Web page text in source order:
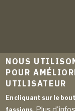
NOUS
POUR
UTILISATEUR
En cliquant sur le